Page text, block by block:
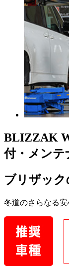
BLIZZAK
付・メンテ
ブリザッ
冬道のさらなる